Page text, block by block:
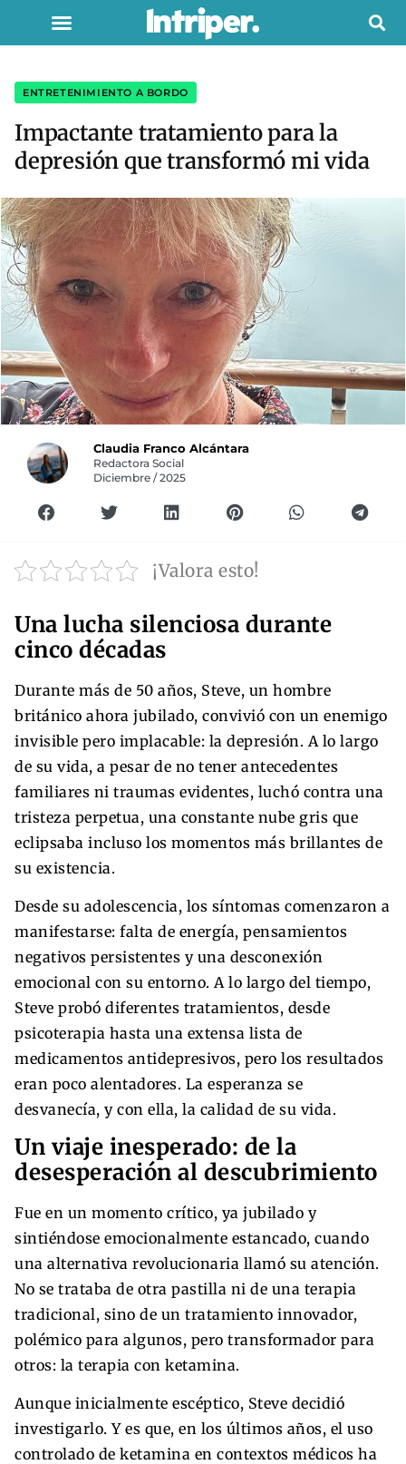
ENTRETENIMIENTO A BORDO
Impactante tratamiento para la
depresión que transformó mi vida
Claudia Franco Alcántara
Redactora Social
Diciembre / 2025
¡Valora esto!
Una lucha silenciosa durante
cinco décadas
Durante más de 50 años, Steve, un hombre
británico ahora jubilado, convivió con un enemigo
invisible pero implacable: la depresión. A lo largo
de su vida, a pesar de no tener antecedentes
familiares ni traumas evidentes, luchó contra una
tristeza perpetua, una constante nube gris que
eclipsaba incluso los momentos más brillantes de
su existencia.
Desde su adolescencia, los síntomas comenzaron a
manifestarse: falta de energía, pensamientos
negativos persistentes y una desconexión
emocional con su entorno. A lo largo del tiempo,
Steve probó diferentes tratamientos, desde
psicoterapia hasta una extensa lista de
medicamentos antidepresivos, pero los resultados
eran poco alentadores. La esperanza se
desvanecía, y con ella, la calidad de su vida.
Un viaje inesperado: de la
desesperación al descubrimiento
Fue en un momento crítico, ya jubilado y
sintiéndose emocionalmente estancado, cuando
una alternativa revolucionaria llamó su atención.
No se trataba de otra pastilla ni de una terapia
tradicional, sino de un tratamiento innovador,
polémico para algunos, pero transformador para
otros: la terapia con ketamina.
Aunque inicialmente escéptico, Steve decidió
investigarlo. Y es que, en los últimos años, el uso
controlado de ketamina en contextos médicos ha